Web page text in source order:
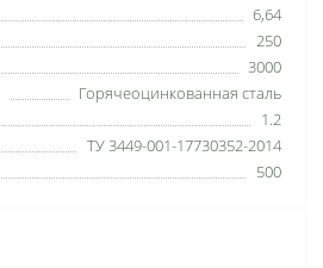
6,64
250
3000
Горячеоцинкованная сталь
1.2
ТУ 3449-001-17730352-2014
500